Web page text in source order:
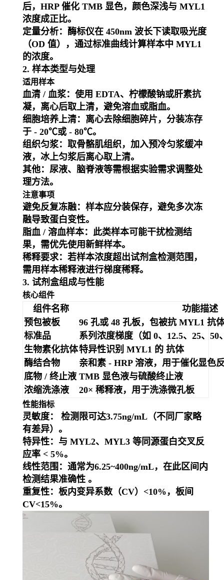
后，HRP 催化 TMB 显色，颜色深浅与 MYL1
浓度成正比。
定量分析：酶标仪在 450nm 波长下读取吸光度
（OD 值），通过标准曲线计算样本中 MYL1
的浓度。
2. 样本类型与处理
适用样本
血清 / 血浆：使用 EDTA、柠檬酸钠或肝素抗
凝，离心后取上清，避免溶血或脂血。
细胞培养上清：离心去除细胞碎片，分装冻存
于 - 20℃或 - 80℃。
组织匀浆：取骨骼肌组织，加入预冷匀浆缓冲
液，冰上匀浆后离心取上清。
其他：尿液、脑脊液等需根据实验需求调整处
理方法。
注意事项
避免反复冻融：样本应分装保存，避免多次冻
融导致蛋白变性。
脂血 / 溶血样本：此类样本可能干扰检测结
果，需优先使用新鲜样本。
稀释要求：若样本浓度超出试剂盒检测范围，
需用样本稀释液进行梯度稀释。
3. 试剂盒组成与性能
核心组件
组件名称
功能描述
预包被板
96 孔或 48 孔板，包被抗 MYL1 抗
标准品
系列浓度梯度（如 0、12.5、25、50
生物素化抗体特异性识别 MYL1 的 抗体
酶结合物
亲和素 - HRP 溶液，用于催化显色
底物 / 终止液 TMB 显色液与硫酸终止液
浓缩洗涤液
20× 稀释液，用于洗涤微孔板
性能指标
灵敏度： 检测限可达3.75ng/mL （不同厂家略
有差异）。
特异性：与 MYL2、MYL3 等同源蛋白交叉反
应率 < 5%。
线性范围 ：通常为6.25~400ng/mL，在此区间内
检测结果准确性 。
重复性：板内变异系数（CV）<10%，板间
CV<15%。